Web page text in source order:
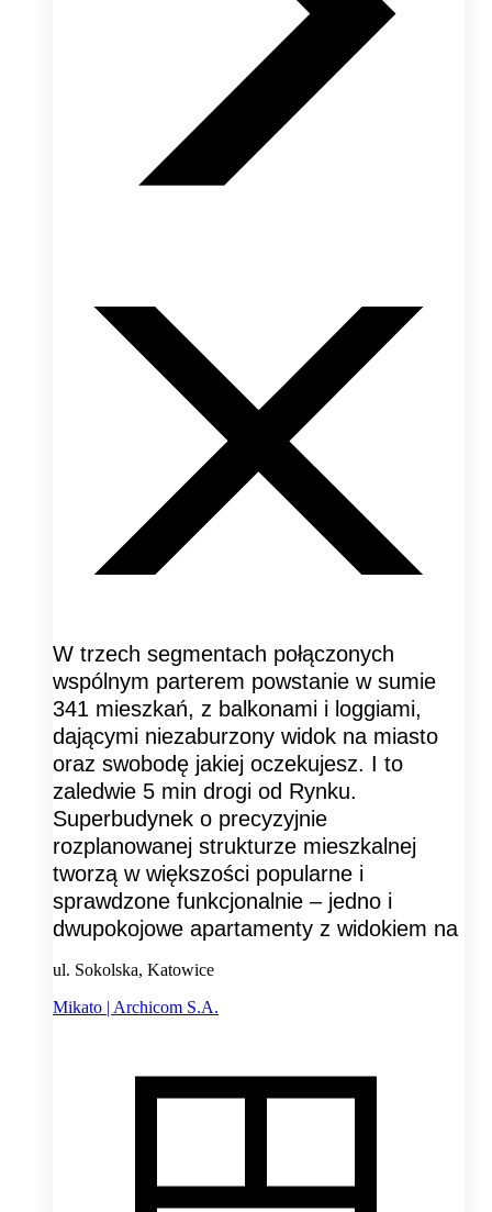
W trzech segmentach połączonych
wspólnym parterem powstanie w sumie
341 mieszkań, z balkonami i loggiami,
dającymi niezaburzony widok na miasto
oraz swobodę jakiej oczekujesz. I to
zaledwie 5 min drogi od Rynku.
Superbudynek o precyzyjnie
rozplanowanej strukturze mieszkalnej
tworzą w większości popularne i
sprawdzone funkcjonalnie – jedno i
dwupokojowe apartamenty z widokiem na
ul. Sokolska, Katowice
Mikato | Archicom S.A.